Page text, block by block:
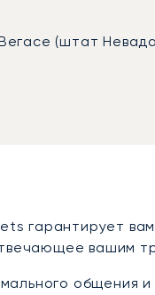
(штат
гарантирует
вашим
общения